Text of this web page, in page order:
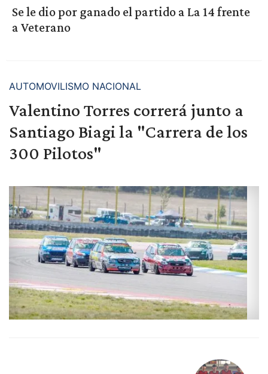
Se le dio por ganado el partido a La 14 frente
a Veterano
AUTOMOVILISMO NACIONAL
Valentino Torres correrá junto a
Santiago Biagi la "Carrera de los
300 Pilotos"